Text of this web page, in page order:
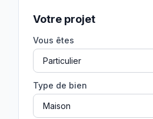
Votre projet
Vous êtes
Type de bien